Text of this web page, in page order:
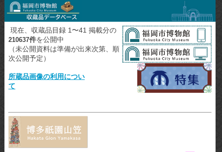
現在、収蔵品目録 1〜41 掲載分の
210637件を公開中
（未公開資料は準備が出来次第、順
次公開予定）
所蔵品画像の利用につい
て